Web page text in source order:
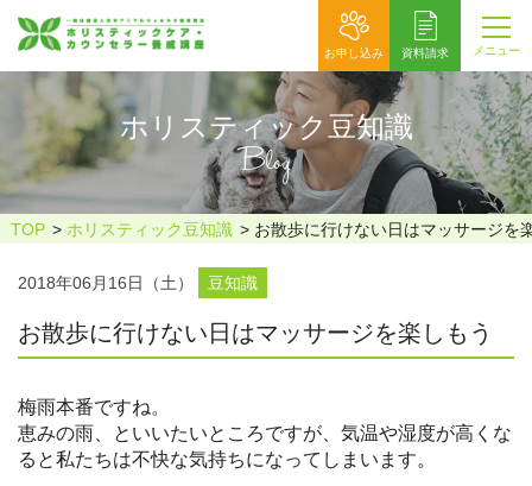
お申し込み 資料請求 メニュー
ホリスティック豆知識
Blog
TOP ホリスティック豆知識 お散歩に行けない日はマッサージを
2018年06月16日（土） 豆知識
お散歩に行けない日はマッサージを楽しもう
梅雨本番ですね。
恵みの雨、といいたいところですが、気温や湿度が高くな
ると私たちは不快な気持ちになってしまいます。